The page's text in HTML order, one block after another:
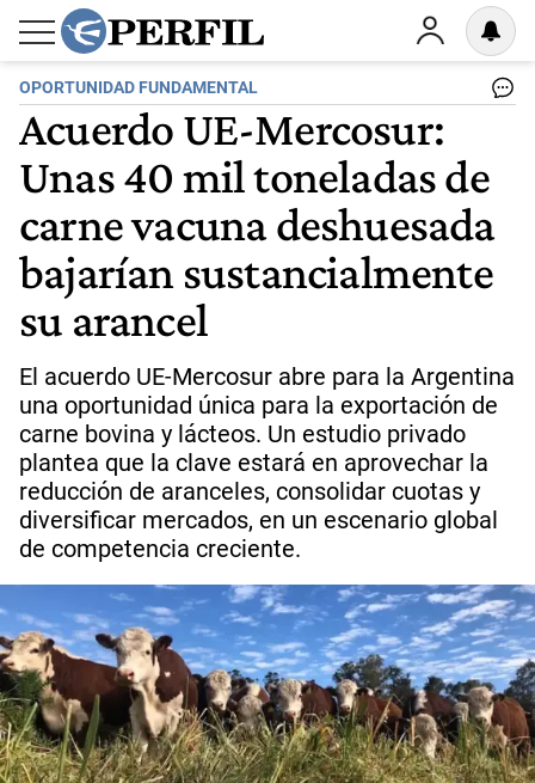
OPORTUNIDAD FUNDAMENTAL
Acuerdo UE-Mercosur:
Unas 40 mil toneladas de
carne vacuna deshuesada
bajarían sustancialmente
su arancel
El acuerdo UE-Mercosur abre para la Argentina
una oportunidad única para la exportación de
carne bovina y lácteos. Un estudio privado
plantea que la clave estará en aprovechar la
reducción de aranceles, consolidar cuotas y
diversificar mercados, en un escenario global
de competencia creciente.